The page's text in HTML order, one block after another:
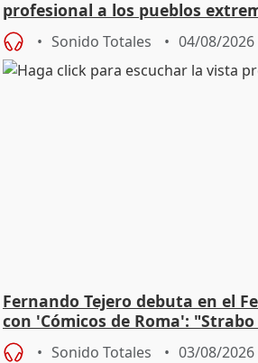
profesional a los pueblos
Sonido Totales 04/08/2026
Fernando Tejero debuta en el
con 'Cómicos de Roma':
Sonido Totales 03/08/2026